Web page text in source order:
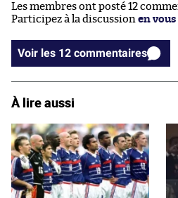
Les membres ont posté 12
Participez à la discussion en
Voir les 12 commentaires
À lire aussi